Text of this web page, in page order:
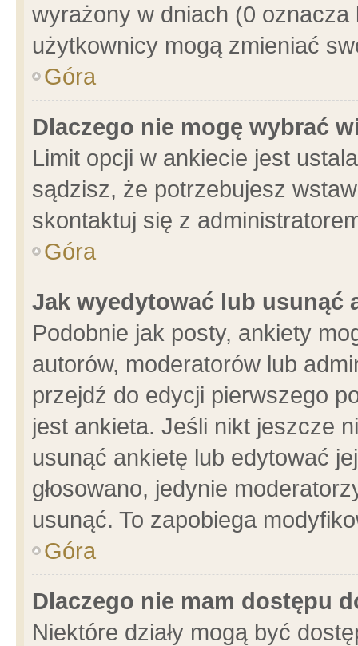
wyrażony w dniach (0
użytkownicy mogą zmieniać
Góra
Dlaczego nie mogę wybrać
Limit opcji w ankiecie jest
sądzisz, że potrzebujesz
skontaktuj się z
Góra
Jak wyedytować lub usunąć
Podobnie jak posty, ankiety
autorów, moderatorów lub
przejdź do edycji pierwszego
jest ankieta. Jeśli nikt jeszcze
usunąć ankietę lub edytować
głosowano, jedynie
usunąć. To zapobiega
Góra
Dlaczego nie mam dostępu
Niektóre działy mogą być